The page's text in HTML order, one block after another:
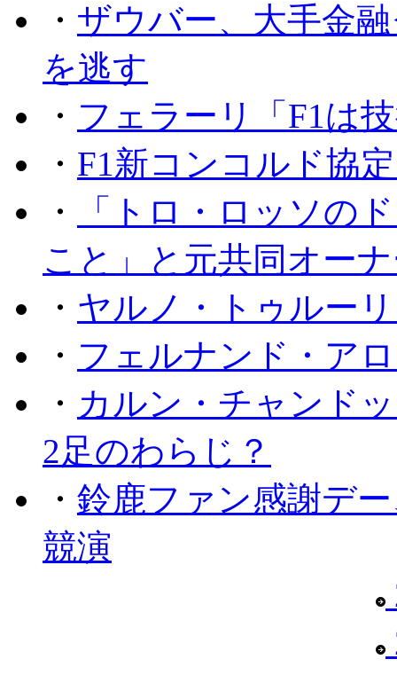
・ ザウバー、大手金
を逃す
・ フェラーリ「F1は
・ F1新コンコルド協
・
「トロ・ロッソの
こと」と元共同オー
・ ヤルノ・トゥルー
・ フェルナンド・ア
・ カルン・チャンド
2足のわらじ？
・ 鈴鹿ファン感謝デ
競演